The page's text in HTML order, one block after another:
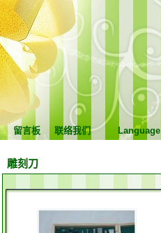
留言板 联络我们 Language
雕刻刀